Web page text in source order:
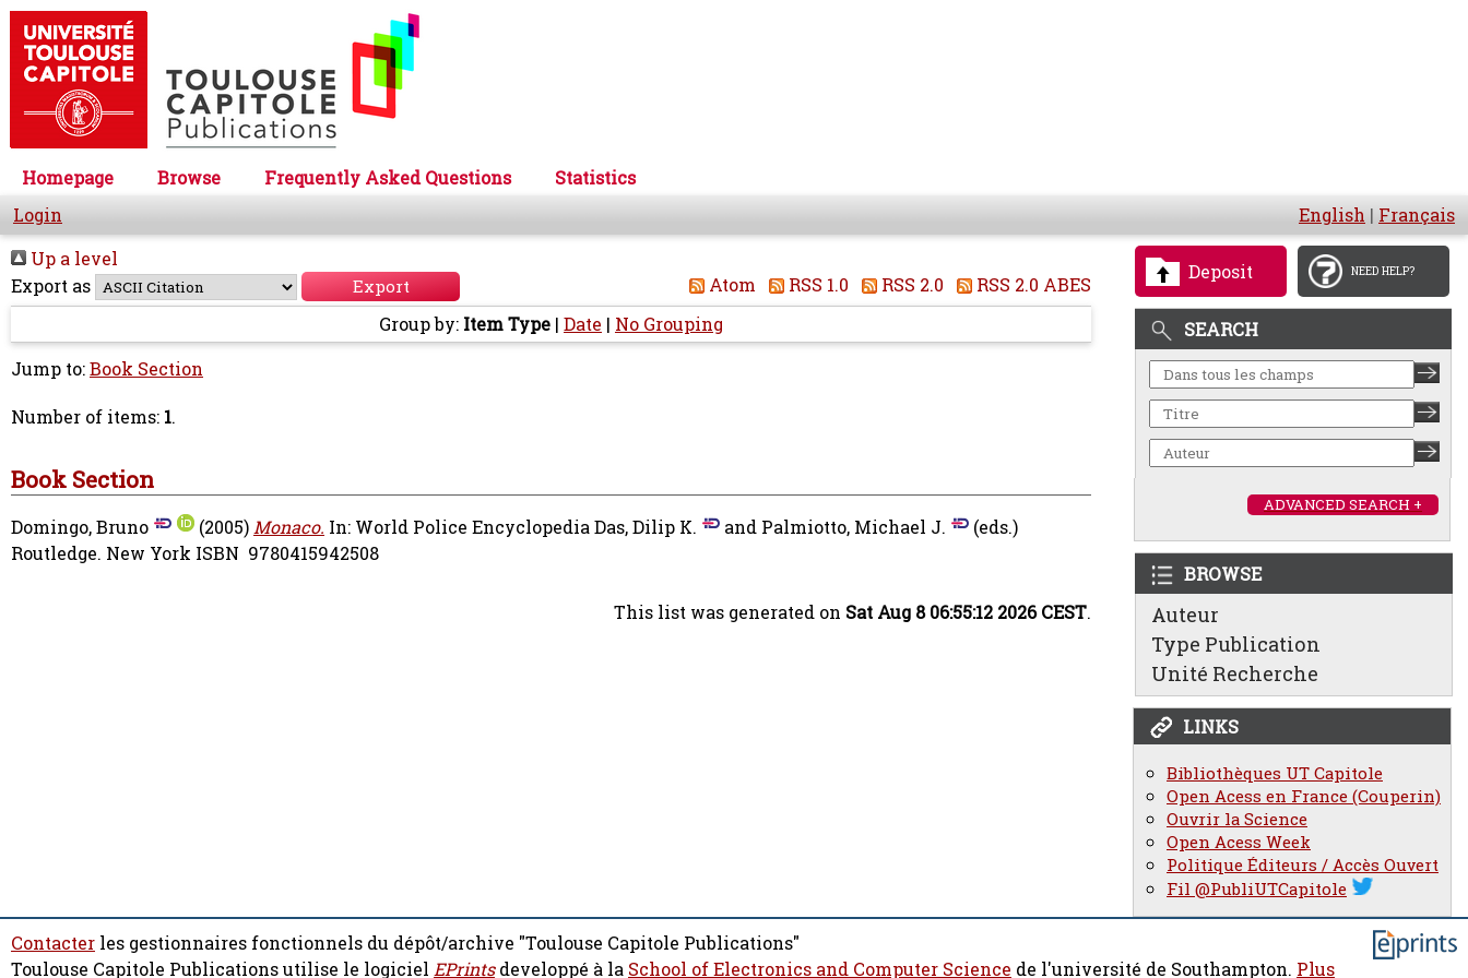
Homepage Browse Frequently Asked Questions
Statistics
Login
English | Français
Deposit NEED HELP?
SEARCH
ADVANCED SEARCH +
BROWSE
Auteur
Type Publication
Unité Recherche
LINKS
Bibliothèques UT Capitole
Open Acess en France (Couperin)
Ouvrir la Science
Open Acess Week
Politique Éditeurs / Accès Ouvert
Fil @PubliUTCapitole
Up a level
Export as
Atom RSS 1.0 RSS 2.0
RSS 2.0 ABES
Group by: Item Type | Date | No Grouping
Jump to:Book Section
Number of items: 1.
Book Section
Domingo, Bruno (2005)Monaco. In: World Police EncyclopediaDas, Dilip K. and Palmiotto, Michael J.
(eds.)
Routledge. New York ISBN ‎ 9780415942508
This list was generated on Sat Aug 8 06:55:12 2026 CEST.
Contacter les gestionnaires fonctionnels du dépôt/archive "Toulouse Capitole Publications"
Toulouse Capitole Publications utilise le logiciel EPrintsdeveloppé à la School of Electronics and Computer Science de l'université de Southampton. Plus